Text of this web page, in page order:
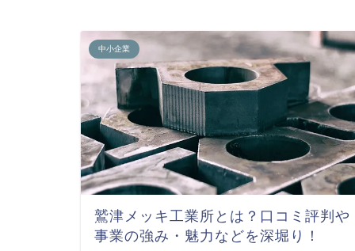
中小企業
鷲津メッキ工業所とは？口コミ評判や
事業の強み・魅力などを深堀り！